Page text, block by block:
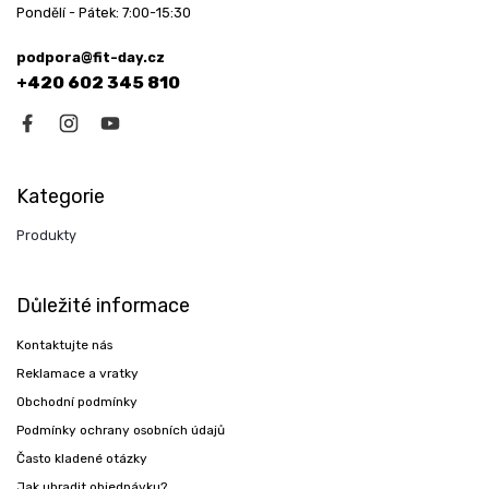
Pondělí - Pátek: 7:00-15:30
podpora@fit-day.cz
+420 602 345 810
Kategorie
Produkty
Důležité informace
Kontaktujte nás
Reklamace a vratky
Obchodní podmínky
Podmínky ochrany osobních údajů
Často kladené otázky